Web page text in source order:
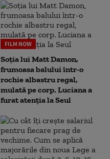
FILM NOW
Soția lui Matt Damon,
frumoasa balului într-o
rochie albastru regal,
mulată pe corp. Luciana a
furat atenția la Seul